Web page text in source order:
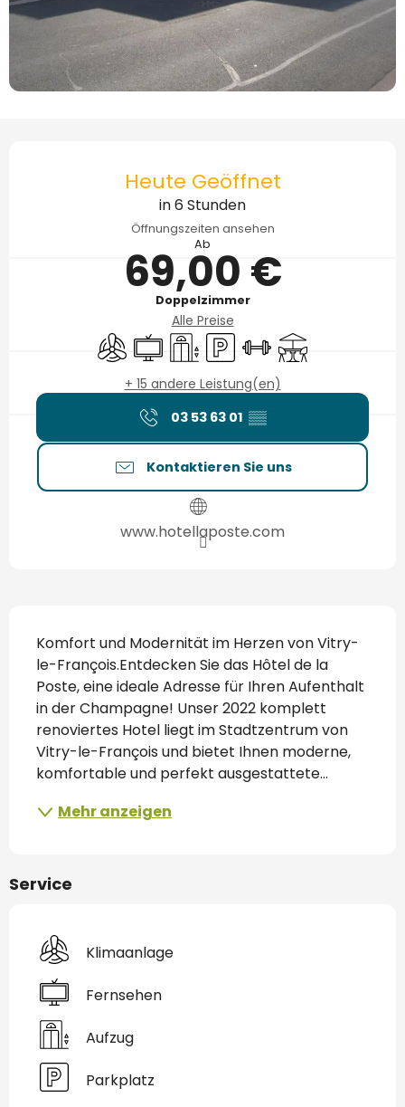
Heute Geöffnet
in 6 Stunden
Öffnungszeiten ansehen
Ab
69,00 €
Doppelzimmer
Alle Preise
Klimaanlage
Fernsehen
AufzugParkplatzSporthalle
Terrasse
+ 15 andere Leistung(en)
03 53 63 01 ▒▒
Kontaktieren Sie uns
www.hotellaposte.com
Komfort und Modernität im Herzen von Vitry-
le-François.Entdecken Sie das Hôtel de la
Poste, eine ideale Adresse für Ihren Aufenthalt
in der Champagne! Unser 2022 komplett
renoviertes Hotel liegt im Stadtzentrum von
Vitry-le-François und bietet Ihnen moderne,
komfortable und perfekt ausgestattete...
Mehr anzeigen
Service
Klimaanlage
Fernsehen
Aufzug
Parkplatz